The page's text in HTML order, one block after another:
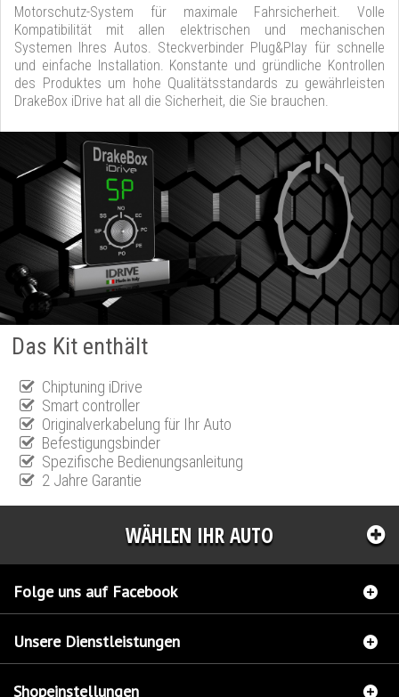
Motorschutz-System für maximale Fahrsicherheit. Volle
Kompatibilität mit allen elektrischen und mechanischen
Systemen Ihres Autos. Steckverbinder Plug&Play für schnelle
und einfache Installation. Konstante und gründliche Kontrollen
des Produktes um hohe Qualitätsstandards zu gewährleisten
DrakeBox iDrive hat all die Sicherheit, die Sie brauchen.
Das Kit enthält
Chiptuning iDrive
Smart controller
Originalverkabelung für Ihr Auto
Befestigungsbinder
Spezifische Bedienungsanleitung
2 Jahre Garantie
WÄHLEN IHR AUTO
Folge uns auf Facebook
Unsere Dienstleistungen
Shopeinstellungen